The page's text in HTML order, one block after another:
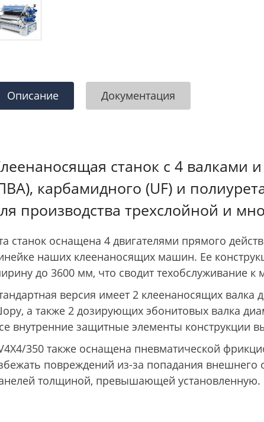
Описание Документация
станок с 4 валками
карбамидного (UF) и
производства трехслойной и
станок оснащена 4 двигателями прямого
наших клеенаносящих машин. Ее
до 3600 мм, что сводит техобслуживание к
версия имеет 2 клеенаносящих
а также 2 дозирующих эбонитовых валка
внутренние защитные элементы конструкции
350 также оснащена пневматической
повреждений из-за попадания
толщиной, превышающей установленную.